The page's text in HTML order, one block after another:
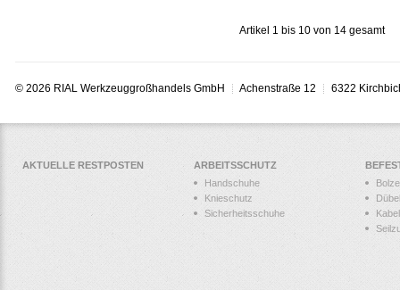
Artikel 1 bis 10 von 14 gesamt
© 2026 RIAL Werkzeuggroßhandels GmbH Achenstraße 12 6322
AKTUELLE RESTPOSTEN
ARBEITSSCHUTZ
Handschuhe
Knieschutz
Sicherheitsschuhe
Dübel